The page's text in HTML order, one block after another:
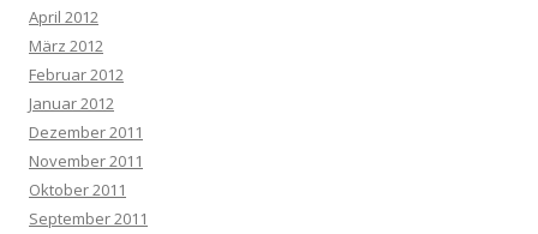
April 2012
März 2012
Februar 2012
Januar 2012
Dezember 2011
November 2011
Oktober 2011
September 2011